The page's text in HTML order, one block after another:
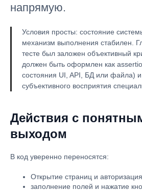
напрямую.
Условия просты: состояние
механизм выполнения стабилен.
тесте был заложен объективный
должен быть оформлен как
состояния UI, API, БД или файла) и
субъективного восприятия
Действия с
выходом
В код уверенно переносятся:
Открытие страниц и
заполнение полей и нажатие